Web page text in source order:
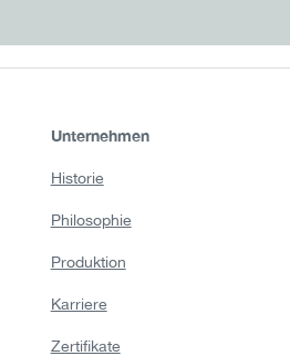
Unternehmen
Historie
Philosophie
Produktion
Karriere
Zertifikate